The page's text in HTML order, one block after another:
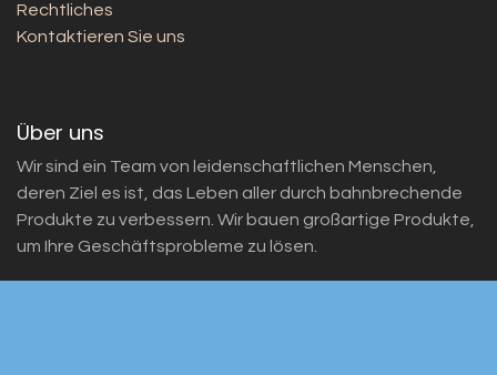
Rechtliches
Kontaktieren Sie uns
Über uns
Wir sind ein Team von leidenschaftlichen Menschen,
deren Ziel es ist, das Leben aller durch bahnbrechende
Produkte zu verbessern. Wir bauen großartige Produkte,
um Ihre Geschäftsprobleme zu lösen.